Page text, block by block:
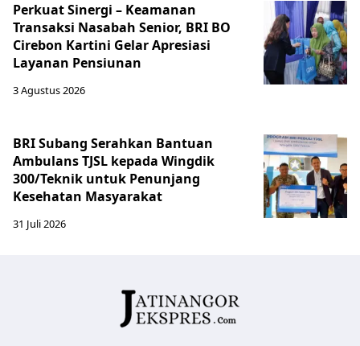
Perkuat Sinergi – Keamanan
Transaksi Nasabah Senior, BRI BO
Cirebon Kartini Gelar Apresiasi
Layanan Pensiunan
3 Agustus 2026
BRI Subang Serahkan Bantuan
Ambulans TJSL kepada Wingdik
300/Teknik untuk Penunjang
Kesehatan Masyarakat ​
31 Juli 2026